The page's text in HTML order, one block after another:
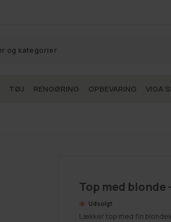
TØJ RENGØRING OPBEVARING VIGA
Top med blonde
Udsolgt
Lækker top med fin